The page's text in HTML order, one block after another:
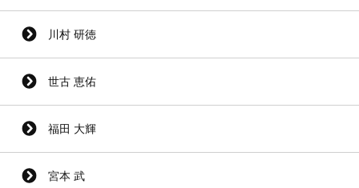
川村 研徳
世古 恵佑
福田 大輝
宮本 武